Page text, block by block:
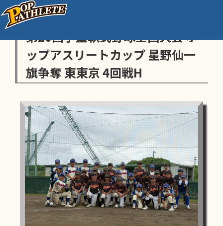
センス・トラストトーナメント
第20回学童軟式野球全国大会 ポ
ップアスリートカップ 星野仙一
旗争奪 東東京 4回戦H